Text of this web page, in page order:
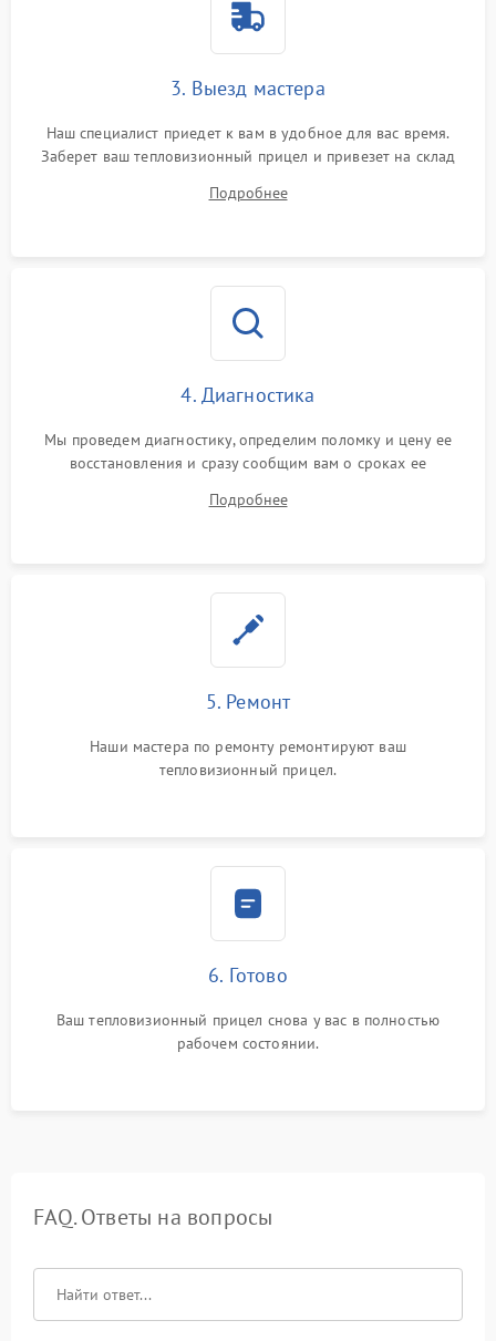
3. Выезд мастера
Наш специалист приедет к вам в удобное для вас время.
Заберет ваш тепловизионный прицел и привезет на склад
Подробнее
4. Диагностика
Мы проведем диагностику, определим поломку и цену ее
восстановления и сразу сообщим вам о сроках ее
Подробнее
5. Ремонт
Наши мастера по ремонту ремонтируют ваш
тепловизионный прицел.
6. Готово
Ваш тепловизионный прицел снова у вас в полностью
рабочем состоянии.
FAQ. Ответы на вопросы